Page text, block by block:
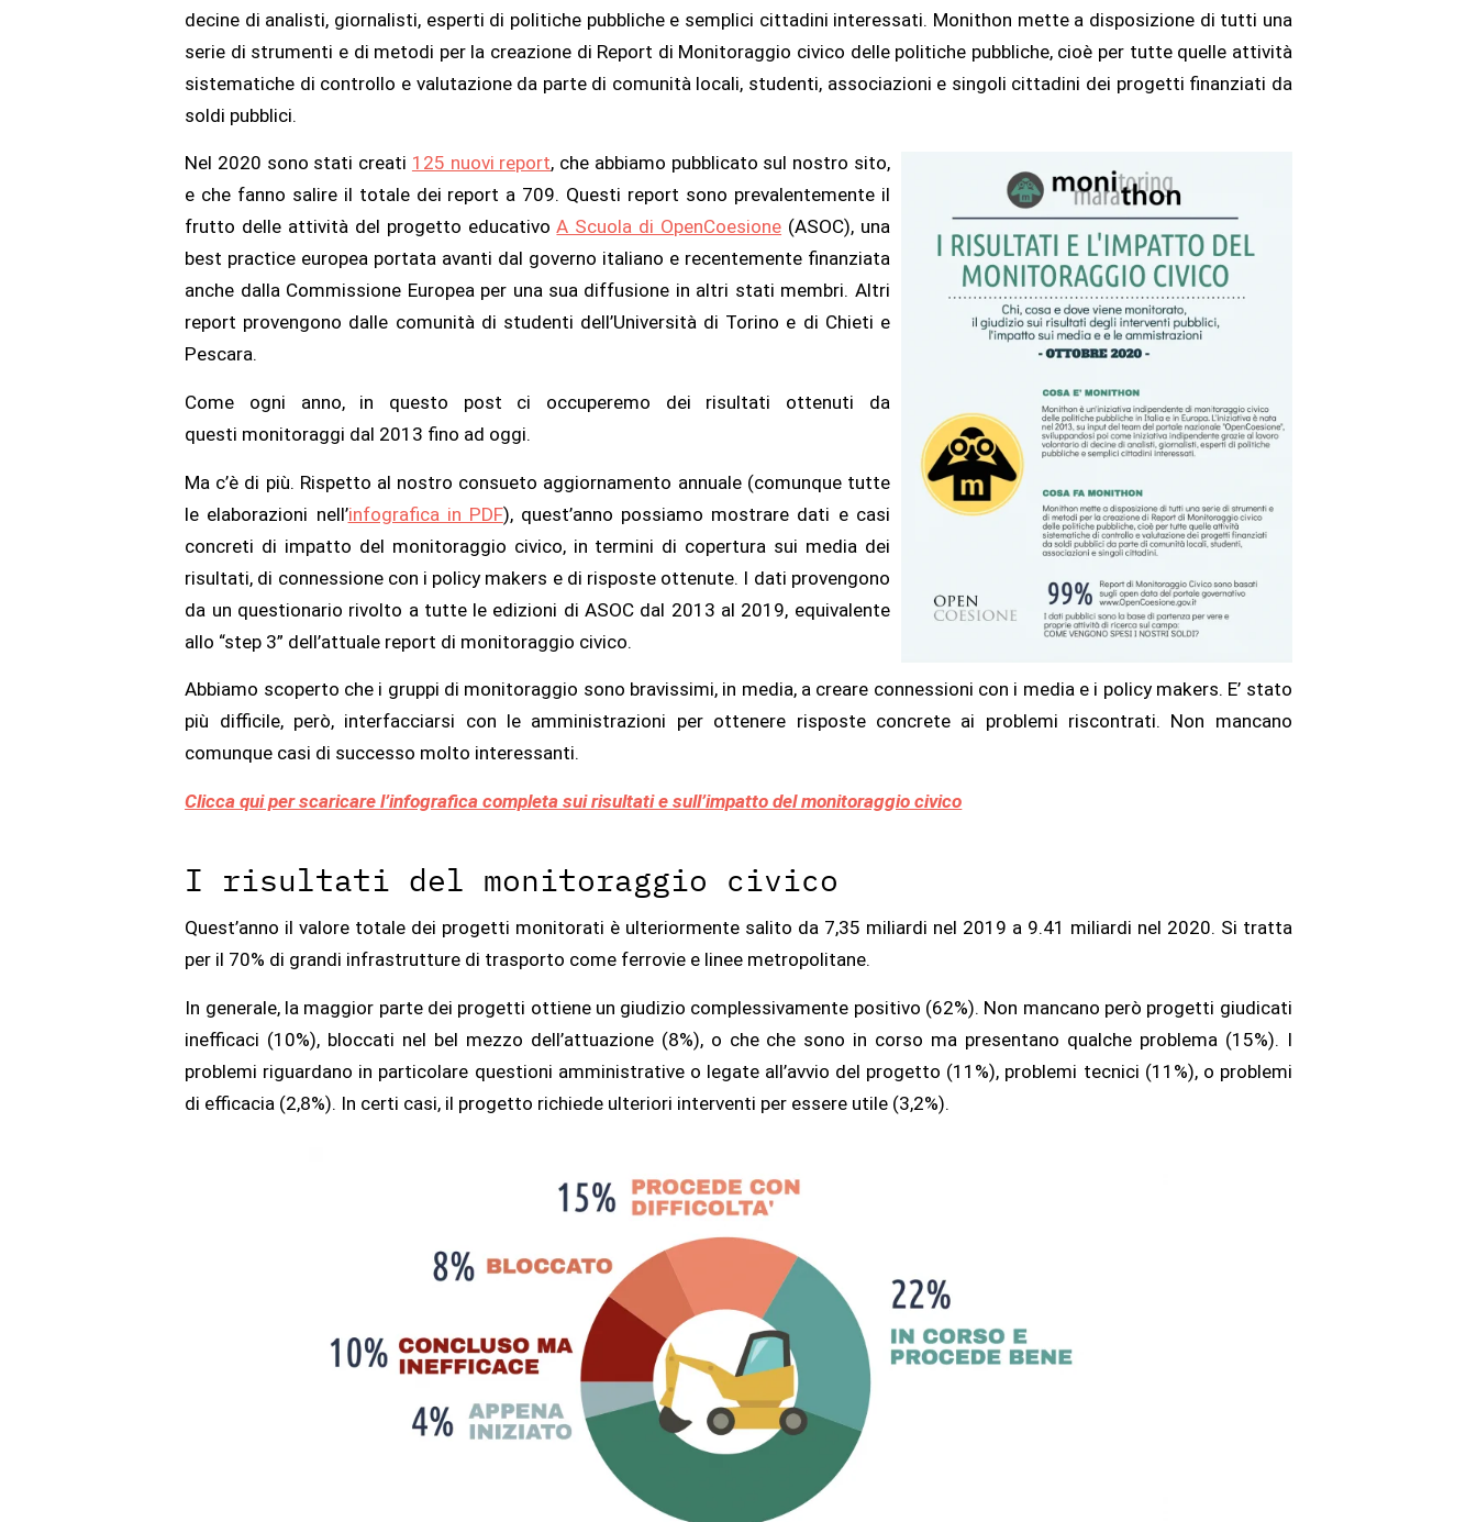
decine di analisti, giornalisti, esperti di politiche pubbliche e semplici cittadini interessati. Monithon mette a disposizione di tutti una
serie di strumenti e di metodi per la creazione di Report di Monitoraggio civico delle politiche pubbliche, cioè per tutte quelle attività
sistematiche di controllo e valutazione da parte di comunità locali, studenti, associazioni e singoli cittadini dei progetti finanziati da
soldi pubblici.
Nel 2020 sono stati creati 125 nuovi report, che abbiamo pubblicato sul nostro sito,
e che fanno salire il totale dei report a 709. Questi report sono prevalentemente il
frutto delle attività del progetto educativoA Scuola di OpenCoesione (ASOC), una
best practice europea portata avanti dal governo italiano e recentemente finanziata
anche dalla Commissione Europea per una sua diffusione in altri stati membri. Altri
report provengono dalle comunità di studenti dell’Università di Torino e di Chieti e
Pescara.
Come ogni anno, in questo post ci occuperemo dei risultati ottenuti da
questi monitoraggi dal 2013 fino ad oggi.
Ma c’è di più. Rispetto al nostro consueto aggiornamento annuale (comunque tutte
le elaborazioni nell’infografica in PDF), quest’anno possiamo mostrare dati e casi
concreti di impatto del monitoraggio civico, in termini di copertura sui media dei
risultati, di connessione con i policy makers e di risposte ottenute. I dati provengono
da un questionario rivolto a tutte le edizioni di ASOC dal 2013 al 2019, equivalente
allo “step 3” dell’attuale report di monitoraggio civico.
Abbiamo scoperto che i gruppi di monitoraggio sono bravissimi, in media, a creare connessioni con i media e i policy makers. E’ stato
più difficile, però, interfacciarsi con le amministrazioni per ottenere risposte concrete ai problemi riscontrati. Non mancano
comunque casi di successo molto interessanti.
Clicca qui per scaricare l’infografica completa sui risultati e sull’impatto del monitoraggio civico
I risultati del monitoraggio civico
Quest’anno il valore totale dei progetti monitorati è ulteriormente salito da 7,35 miliardi nel 2019 a 9.41 miliardi nel 2020. Si tratta
per il 70% di grandi infrastrutture di trasporto come ferrovie e linee metropolitane.
In generale, la maggior parte dei progetti ottiene un giudizio complessivamente positivo (62%). Non mancano però progetti giudicati
inefficaci (10%), bloccati nel bel mezzo dell’attuazione (8%), o che che sono in corso ma presentano qualche problema (15%). I
problemi riguardano in particolare questioni amministrative o legate all’avvio del progetto (11%), problemi tecnici (11%), o problemi
di efficacia (2,8%). In certi casi, il progetto richiede ulteriori interventi per essere utile (3,2%).